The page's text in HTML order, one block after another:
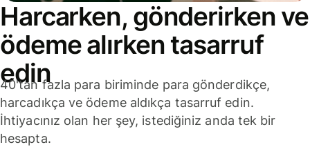
Harcarken, gönderirken ve
ödeme alırken tasarruf
edin
40'tan fazla para biriminde para gönderdikçe,
harcadıkça ve ödeme aldıkça tasarruf edin.
İhtiyacınız olan her şey, istediğiniz anda tek bir
hesapta.